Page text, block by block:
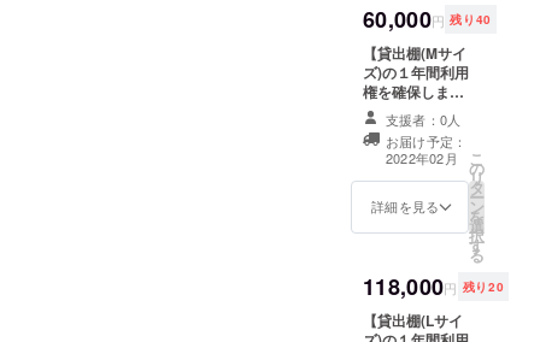
（税込）がかか
ります
お名前をWEBサ
イトに記載 ※掲
載期間はお店の
開店より1年間 ※
支援時、必ず備
考欄にご希望の
お名前をご記入
ください ■貸出
棚利用権（２０
０２３年２月）
【注意事項】 ・
㎝✕奥行４０
cm（現在設計
中、若干の変動
60,000円 残り40
【貸出棚(Mサイ
ズ)の１年間利用
権を確保しま
す！】 ■お礼の
メール ■サポー
ターとしてお名
前をWEBサイト
に記載 ※掲載期
間はお店の開店
前をご記入くだ
用権（２０２２
支援者：0人
お届け予定：
2022年02月
詳細を見る
こ
の
リ
タ
ー
ン
を
選
択
す
る
118,000円 残り20
【貸出棚(Lサイ